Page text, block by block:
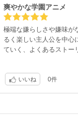
爽やかな学園アニメ
極端な嫌らしさや嫌味が
るく楽しい主人公を中心
ていく、よくあるストー
いいね 0件